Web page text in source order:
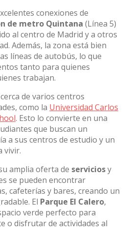
conexiones de
de metro Quintana (Línea 5)
al centro de Madrid y a otros
Además, la zona está bien
líneas de autobús, lo que
tanto para quienes
trabajan.
de varios centros
como la Universidad Carlos
. Esto lo convierte en una
que buscan un
a sus centros de estudio y un
vivir.
amplia oferta de serviciosy
se pueden encontrar
cafeterías y bares, creando un
El Parque El Calero,
verde perfecto para
o disfrutar de actividades al